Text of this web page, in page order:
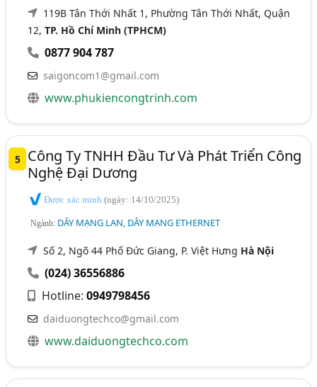
119B Tân Thới Nhất 1, Phường Tân Thới Nhất, Quận
12,TP. Hồ Chí Minh (TPHCM)
0877 904 787
saigoncom1@gmail.com
www.phukiencongtrinh.com
5
Công Ty TNHH Đầu Tư Và Phát Triển Công
Nghệ Đại Dương
Được xác minh(ngày: 14/10/2025)
Ngành: DÂY MẠNG LAN, DÂY MẠNG ETHERNET
Số 2, Ngõ 44 Phố Đức Giang, P. Việt Hưng Hà Nội
(024) 36556886
Hotline:0949798456
daiduongtechco@gmail.com
www.daiduongtechco.com